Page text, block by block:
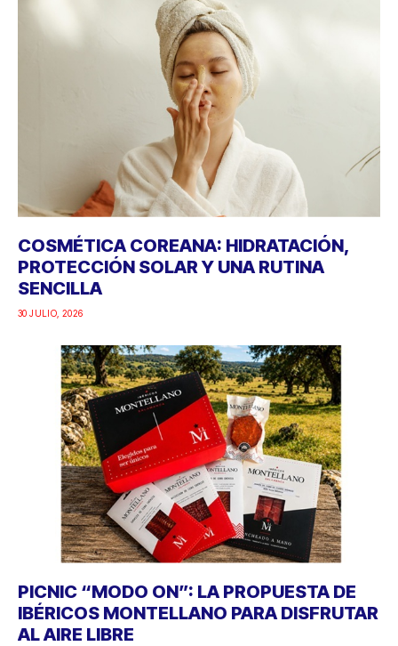
COSMÉTICA COREANA: HIDRATACIÓN,
PROTECCIÓN SOLAR Y UNA RUTINA
SENCILLA
30 JULIO, 2026
PICNIC “MODO ON”: LA PROPUESTA DE
IBÉRICOS MONTELLANO PARA DISFRUTAR
AL AIRE LIBRE